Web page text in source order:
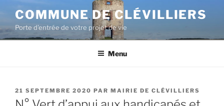
COMMUNE DE CLÉVILLIERS
Porte d'entrée de votre projet de vie
Menu
21 SEPTEMBRE 2020 PAR MAIRIE DE CLÉVILLIERS